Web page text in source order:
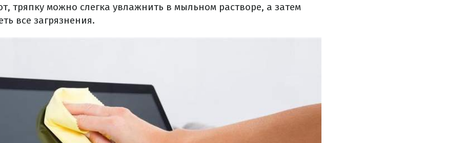
тряпку можно слегка увлажнить в мыльном растворе, а затем
все загрязнения.